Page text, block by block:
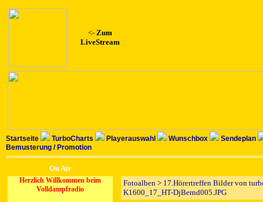
<- Zum
LiveStream
Startseite TurboCharts Playerauswahl Wunschbox
Sendeplan
Bemusterung / Promotion
On Air
Herzlich Willkommen beim
Volldampfradio
Fotoalben > 17.Hörertreffen Bilder von
K1600_17_HT-DjBernd005.JPG